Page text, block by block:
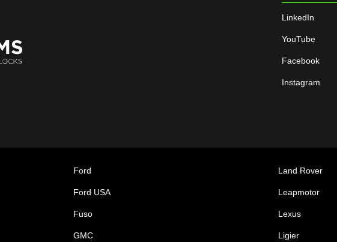
LinkedIn
YouTube
Facebook
Instagram
Ford
Ford USA
Fuso
GMC
Land Rover
Leapmotor
Lexus
Ligier